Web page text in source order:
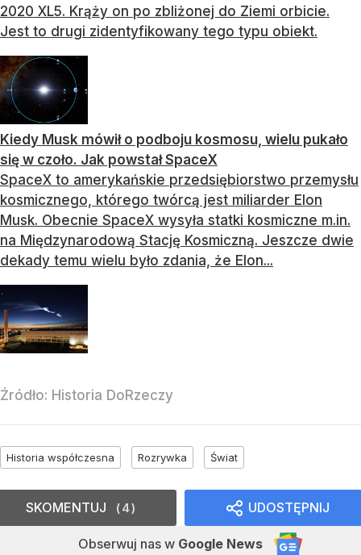
2020 XL5. Krąży on po zbliżonej do Ziemi orbicie.
Jest to drugi zidentyfikowany tego typu obiekt.
Kiedy Musk mówił o podboju kosmosu, wielu pukało
się w czoło. Jak powstał SpaceX
SpaceX to amerykańskie przedsiębiorstwo przemysłu
kosmicznego, którego twórcą jest miliarder Elon
Musk. Obecnie SpaceX wysyła statki kosmiczne m.in.
na Międzynarodową Stację Kosmiczną. Jeszcze dwie
dekady temu wielu było zdania, że Elon...
Źródło: Historia DoRzeczy
Historia współczesna Rozrywka Świat
UDOSTĘPNIJ
Obserwuj nas w Google News
SKOMENTUJ 4